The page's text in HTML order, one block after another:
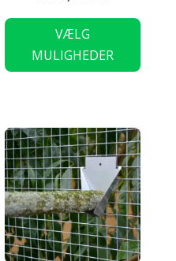
Dette
flere
kan
vælges
VÆLG
MULIGHEDER
kan
på